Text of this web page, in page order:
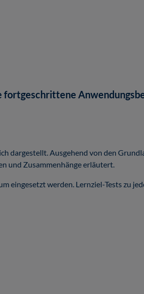
fortgeschrittene
dargestellt. Ausgehend von den
und Zusammenhänge erläutert.
eingesetzt werden. Lernziel-Tests zu